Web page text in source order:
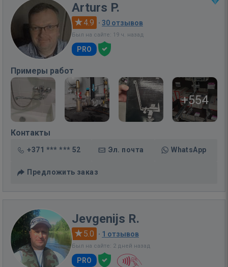
Arturs P.
4.9 · 30 отзывов
Был на сайте: 19 ч. назад
PRO
Примеры работ
+554
Контакты
+371 *** *** 52 Эл. почта WhatsApp
Предложить заказ
Jevgenijs R.
5.0 · 1 отзывов
Был на сайте: 2 дней назад
PRO